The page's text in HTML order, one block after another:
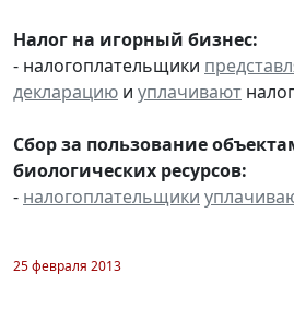
Налог на игорный бизнес:
- налогоплательщики
декларацию и уплачивают
Сбор за пользование
биологических ресурсов:
- налогоплательщики
25 февраля 2013